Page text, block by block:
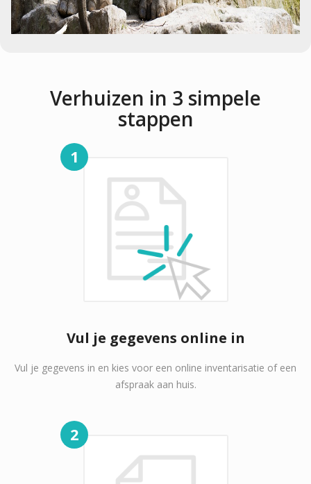
Verhuizen in 3 simpele
stappen
1
Vul je gegevens online in
Vul je gegevens in en kies voor een online inventarisatie of een
afspraak aan huis.
2